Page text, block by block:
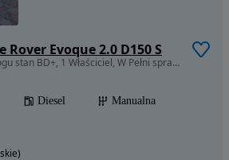
Rover Evoque 2.0 D150 S
1999 cm3 • 150 KM • Evogu stan BD+, 1 Właściciel, W Pełni sprawne, bez wkładu, polecam
Diesel
Manualna